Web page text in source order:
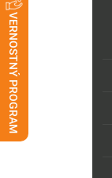
VERNOSTNÝ PROGRAM